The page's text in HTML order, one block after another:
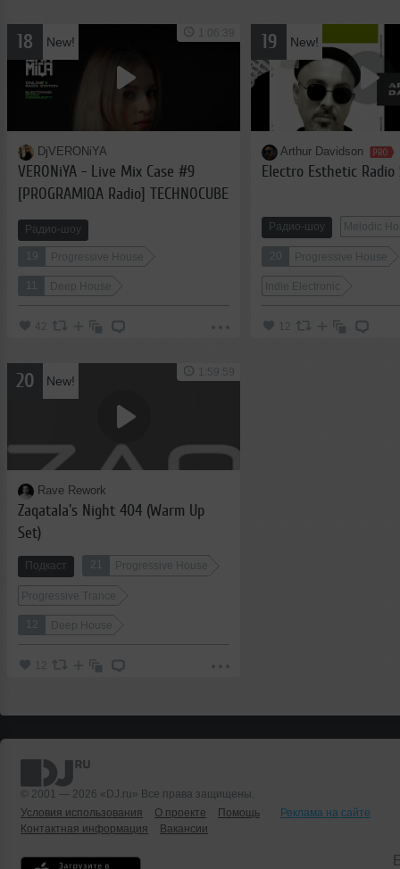
18 New!
DjVERONiYA
VERONiYA - Live Mix Case #9
[PROGRAMIQA Radio] TECHNOCUBE
Радио-шоу
19 Progressive House
11 Deep House
42
1:06:39 19 New!
Arthur Davidson
Electro Esthetic Radio
Радио-шоу Melodic
20 Progressive House
Indie Electronic
12
20 New!
Rave Rework
Zaqatala's Night 404 (Warm Up
Set)
Подкаст 21 Progressive House
Progressive Trance
12 Deep House
12
1:59:59
© 2001 — 2026 «DJ.ru» Все права защищены.
Условия использования
О проекте Помощь
Реклама на сайте
Контактная информация
Вакансии